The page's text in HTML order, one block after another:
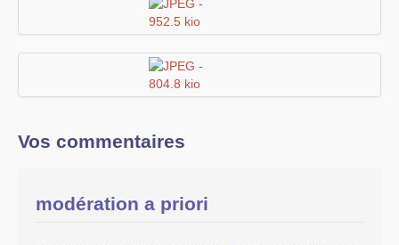
Vos commentaires
modération a priori